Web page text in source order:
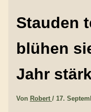
Stauden
blühen
Jahr
Von Robert / 17.